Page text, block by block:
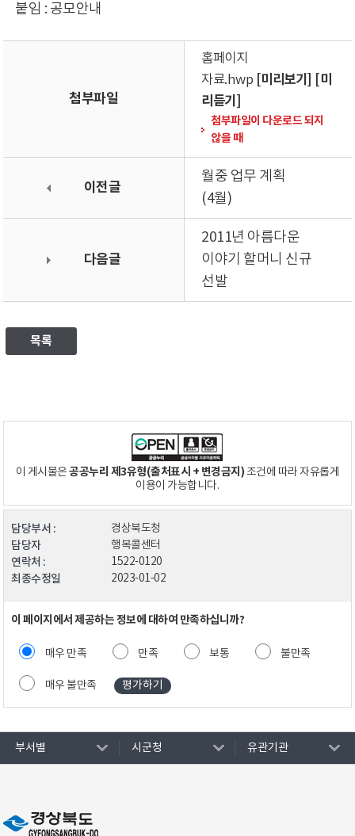
붙임 : 공모안내
첨부파일
홈페이지
자료.hwp [미리보기]
[미
리듣기]
첨부파일이 다운로드 되지
않을 때
이전글
월중 업무 계획
(4월)
다음글
2011년 아름다운
이야기 할머니 신규
선발
목록
이 게시물은공공누리 제3유형(출처표시 + 변경금지)조건에 따라 자유롭게
이용이 가능합니다.
담당부서 : 경상북도청
담당자 행복콜센터
연락처 : 1522-0120
최종수정일 2023-01-02
이 페이지에서 제공하는 정보에 대하여 만족하십니까?
매우 만족 만족 보통 불만족
매우 불만족
부서별 시군청 유관기관